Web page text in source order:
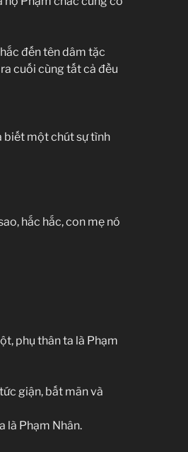
đến tên dâm tặc
cuối cùng tất cả đều
biết một chút sự tình
hắc hắc, con mẹ nó
phụ thân ta là Phạm
giận, bất mãn và
là Phạm Nhân.